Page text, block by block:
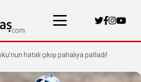
hatalı çıkışı pahalıya patladı!